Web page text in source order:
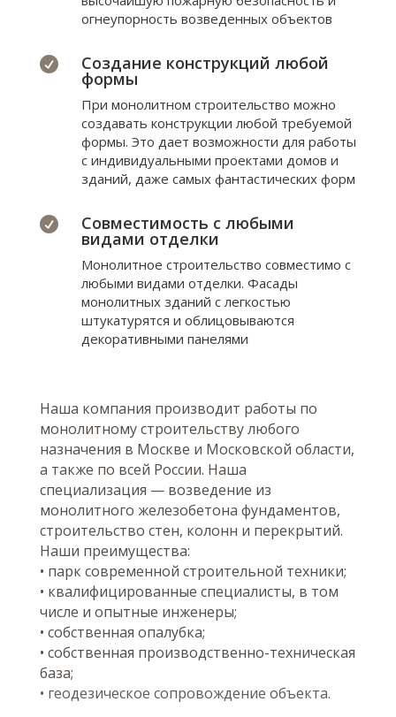
огнеупорность возведенных объектов
 Создание конструкций любой
формы
При монолитном строительство можно
создавать конструкции любой требуемой
формы. Это дает возможности для работы
с индивидуальными проектами домов и
зданий, даже самых фантастических форм
 Совместимость с любыми
видами отделки
Монолитное строительство совместимо с
любыми видами отделки. Фасады
монолитных зданий с легкостью
штукатурятся и облицовываются
декоративными панелями
Наша компания производит работы по
монолитному строительству любого
назначения в Москве и Московской области,
а также по всей России. Наша
специализация — возведение из
монолитного железобетона фундаментов,
строительство стен, колонн и перекрытий.
Наши преимущества:
• парк современной строительной техники;
• квалифицированные специалисты, в том
числе и опытные инженеры;
• собственная опалубка;
• собственная производственно-техническая
база;
• геодезическое сопровождение объекта.